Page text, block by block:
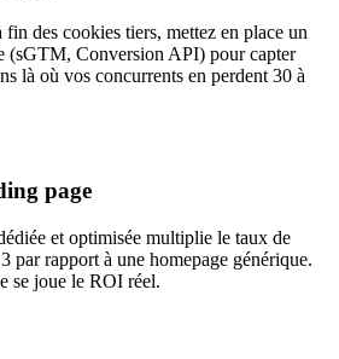
des cookies tiers, mettez en place un
(sGTM, Conversion API) pour capter
là où vos concurrents en perdent 30 à
page
et optimisée multiplie le taux de
par rapport à une homepage générique.
se joue le ROI réel.